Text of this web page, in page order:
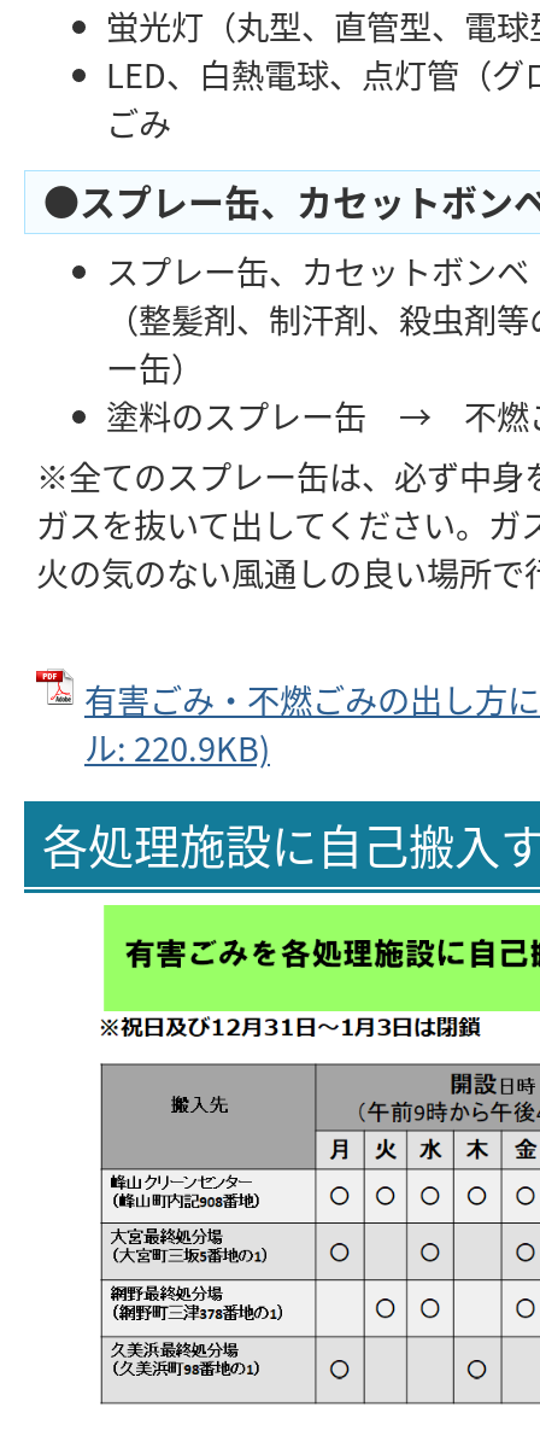
蛍光灯（丸型、直管型、
LED、白熱電球、点灯管
ごみ
●スプレー缶、カセットボン
スプレー缶、カセット
（整髪剤、制汗剤、殺虫剤
ー缶）
塗料のスプレー缶 → 不燃
※全てのスプレー缶は、必ず中身
ガスを抜いて出してください。ガ
火の気のない風通しの良い場所で
有害ごみ・不燃ごみの出し方
ル: 220.9KB)
各処理施設に自己搬入